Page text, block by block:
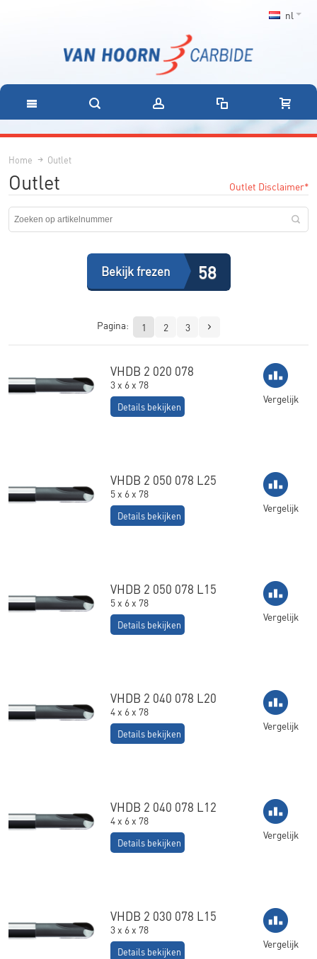
nl
Home Outlet
Outlet Outlet Disclaimer*
Bekijk frezen 58
Pagina: 1 2 3
VHDB 2 020 078
3 x 6 x 78
Details bekijken
Vergelijk
VHDB 2 050 078 L25
5 x 6 x 78
Details bekijken
Vergelijk
VHDB 2 050 078 L15
5 x 6 x 78
Details bekijken
Vergelijk
VHDB 2 040 078 L20
4 x 6 x 78
Details bekijken
Vergelijk
VHDB 2 040 078 L12
4 x 6 x 78
Details bekijken
Vergelijk
VHDB 2 030 078 L15
3 x 6 x 78
Details bekijken
Vergelijk